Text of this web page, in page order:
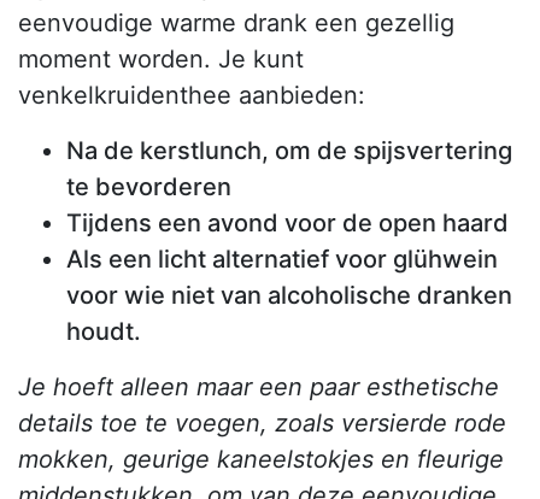
eenvoudige warme drank een gezellig
moment worden. Je kunt
venkelkruidenthee aanbieden:
Na de kerstlunch, om de spijsvertering
te bevorderen
Tijdens een avond voor de open haard
Als een licht alternatief voor glühwein
voor wie niet van alcoholische dranken
houdt.
Je hoeft alleen maar een paar esthetische
details toe te voegen, zoals versierde rode
mokken, geurige kaneelstokjes en fleurige